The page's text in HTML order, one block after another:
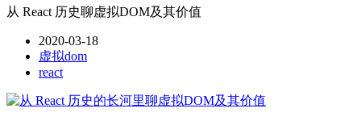
从 React 历史聊虚拟DOM及其价值
2020-03-18
虚拟dom
react